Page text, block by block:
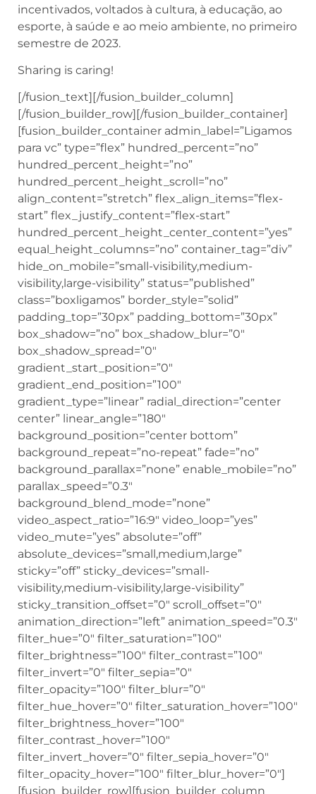
incentivados, voltados à cultura, à educação, ao
esporte, à saúde e ao meio ambiente, no primeiro
semestre de 2023.
Sharing is caring!
[/fusion_text][/fusion_builder_column]
[/fusion_builder_row][/fusion_builder_container]
[fusion_builder_container admin_label=”Ligamos
para vc” type=”flex” hundred_percent=”no”
hundred_percent_height=”no”
hundred_percent_height_scroll=”no”
align_content=”stretch” flex_align_items=”flex-
start” flex_justify_content=”flex-start”
hundred_percent_height_center_content=”yes”
equal_height_columns=”no” container_tag=”div”
hide_on_mobile=”small-visibility,medium-
visibility,large-visibility” status=”published”
class=”boxligamos” border_style=”solid”
padding_top=”30px” padding_bottom=”30px”
box_shadow=”no” box_shadow_blur=”0″
box_shadow_spread=”0″
gradient_start_position=”0″
gradient_end_position=”100″
gradient_type=”linear” radial_direction=”center
center” linear_angle=”180″
background_position=”center bottom”
background_repeat=”no-repeat” fade=”no”
background_parallax=”none” enable_mobile=”no”
parallax_speed=”0.3″
background_blend_mode=”none”
video_aspect_ratio=”16:9″ video_loop=”yes”
video_mute=”yes” absolute=”off”
absolute_devices=”small,medium,large”
sticky=”off” sticky_devices=”small-
visibility,medium-visibility,large-visibility”
sticky_transition_offset=”0″ scroll_offset=”0″
animation_direction=”left” animation_speed=”0.3″
filter_hue=”0″ filter_saturation=”100″
filter_brightness=”100″ filter_contrast=”100″
filter_invert=”0″ filter_sepia=”0″
filter_opacity=”100″ filter_blur=”0″
filter_hue_hover=”0″ filter_saturation_hover=”100″
filter_brightness_hover=”100″
filter_contrast_hover=”100″
filter_invert_hover=”0″ filter_sepia_hover=”0″
filter_opacity_hover=”100″ filter_blur_hover=”0″]
[fusion_builder_row][fusion_builder_column